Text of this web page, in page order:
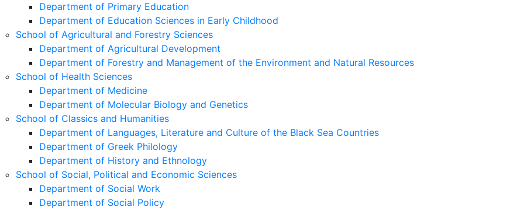
Department of Primary Education
Department of Education Sciences in Early Childhood
School of Agricultural and Forestry Sciences
Department of Agricultural Development
Department of Forestry and Management of the Environment and Natural Resources
School of Health Sciences
Department of Medicine
Department of Molecular Biology and Genetics
School of Classics and Humanities
Department of Languages, Literature and Culture of the Black Sea Countries
Department of Greek Philology
Department of History and Ethnology
School of Social, Political and Economic Sciences
Department of Social Work
Department of Social Policy